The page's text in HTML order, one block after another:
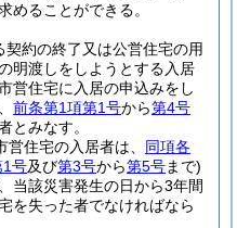
めることができる。
約の終了又は公営住宅の用
明渡しをしようとする入居
営住宅に入居の申込みをし
前条第1項第1号から第4号
とみなす。
営住宅の入居者は、 同項各
1号及び第3号から第5号まで)
当該災害発生の日から3年間
を失った者でなければなら